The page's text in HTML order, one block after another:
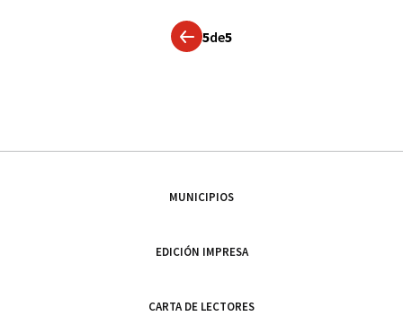
5de5
MUNICIPIOS
EDICIÓN IMPRESA
CARTA DE LECTORES